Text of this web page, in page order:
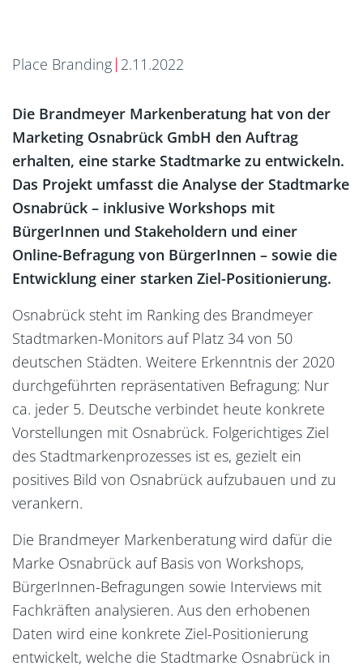
Place Branding 2.11.2022
Die Brandmeyer Markenberatung hat von der
Marketing Osnabrück GmbH den Auftrag
erhalten, eine starke Stadtmarke zu entwickeln.
Das Projekt umfasst die Analyse der Stadtmarke
Osnabrück – inklusive Workshops mit
BürgerInnen und Stakeholdern und einer
Online-Befragung von BürgerInnen – sowie die
Entwicklung einer starken Ziel-Positionierung.
Osnabrück steht im Ranking des Brandmeyer
Stadtmarken-Monitors auf Platz 34 von 50
deutschen Städten. Weitere Erkenntnis der 2020
durchgeführten repräsentativen Befragung: Nur
ca. jeder 5. Deutsche verbindet heute konkrete
Vorstellungen mit Osnabrück. Folgerichtiges Ziel
des Stadtmarkenprozesses ist es, gezielt ein
positives Bild von Osnabrück aufzubauen und zu
verankern.
Die Brandmeyer Markenberatung wird dafür die
Marke Osnabrück auf Basis von Workshops,
BürgerInnen-Befragungen sowie Interviews mit
Fachkräften analysieren. Aus den erhobenen
Daten wird eine konkrete Ziel-Positionierung
entwickelt, welche die Stadtmarke Osnabrück in